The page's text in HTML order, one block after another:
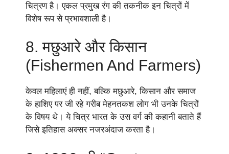
चित्रण है। एकल प्रमुख रंग की तकनीक इन चित्रों में
विशेष रूप से प्रभावशाली है।
8. मछुआरे और किसान
(Fishermen And Farmers)
केवल महिलाएं ही नहीं, बल्कि मछुआरे, किसान और समाज
के हाशिए पर जी रहे गरीब मेहनतकश लोग भी उनके चित्रों
के विषय थे। ये चित्र भारत के उस वर्ग की कहानी बताते हैं
जिसे इतिहास अक्सर नजरअंदाज करता है।